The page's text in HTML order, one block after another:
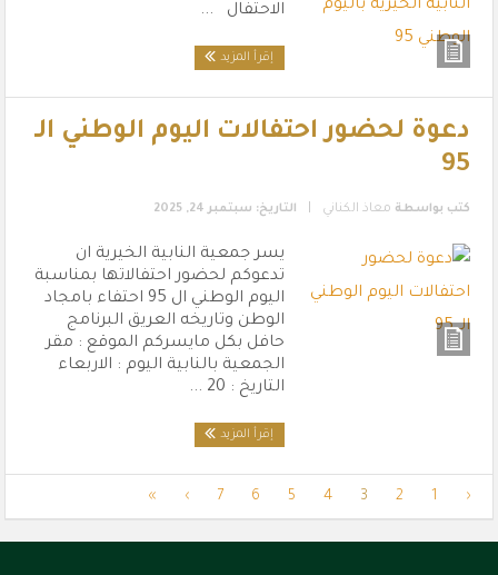
الاحتفال ...
إقرأ المزيد
دعوة لحضور احتفالات اليوم الوطني الـ
95
كتب بواسطة معاذ الكناني التاريخ: سبتمبر 24, 2025
يسر جمعية النابية الخيرية ان
تدعوكم لحضور احتفالاتها بمناسبة
اليوم الوطني ال 95 احتفاء بامجاد
الوطن وتاريخه العريق البرنامج
حافل بكل مايسركم الموقع : مقر
الجمعية بالنابية اليوم : الاربعاء
التاريخ : 20 ...
إقرأ المزيد
‹
1
2
3
4
5
6
7
›
»